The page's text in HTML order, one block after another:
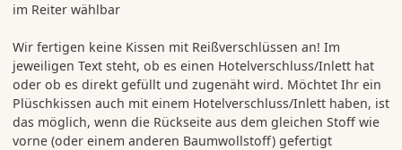
im Reiter wählbar
Wir fertigen keine Kissen mit Reißverschlüssen an! Im
jeweiligen Text steht, ob es einen Hotelverschluss/Inlett hat
oder ob es direkt gefüllt und zugenäht wird. Möchtet Ihr ein
Plüschkissen auch mit einem Hotelverschluss/Inlett haben, ist
das möglich, wenn die Rückseite aus dem gleichen Stoff wie
vorne (oder einem anderen Baumwollstoff) gefertigt